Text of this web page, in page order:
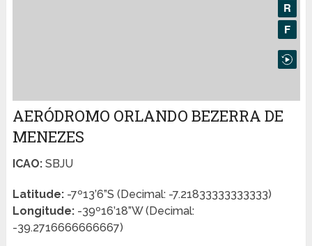
AERÓDROMO ORLANDO BEZERRA DE
MENEZES
ICAO:SBJU
Latitude:-7º13’6”S (Decimal: -7.21833333333333)
Longitude:-39º16’18”W (Decimal:
-39.2716666666667)